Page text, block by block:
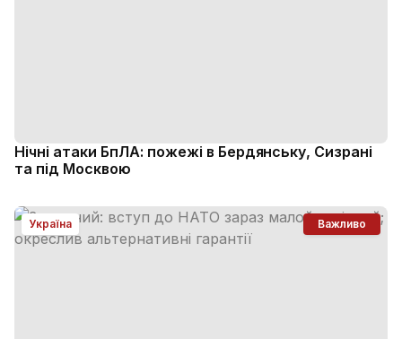
Нічні атаки БпЛА: пожежі в Бердянську, Сизрані
та під Москвою
Україна Важливо